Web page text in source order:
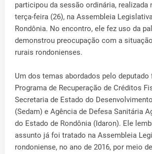
participou da sessão ordinária, realizada
terça-feira (26), na Assembleia
Rondônia. No encontro, ele fez uso da
demonstrou preocupação com a
rurais rondonienses.
Um dos temas abordados pelo
Programa de Recuperação de Créditos
Secretaria de Estado do
(Sedam) e Agência de Defesa Sanitária
do Estado de Rondônia (Idaron). Ele
assunto já foi tratado na Assembleia
rondoniense, no ano de 2016, por meio